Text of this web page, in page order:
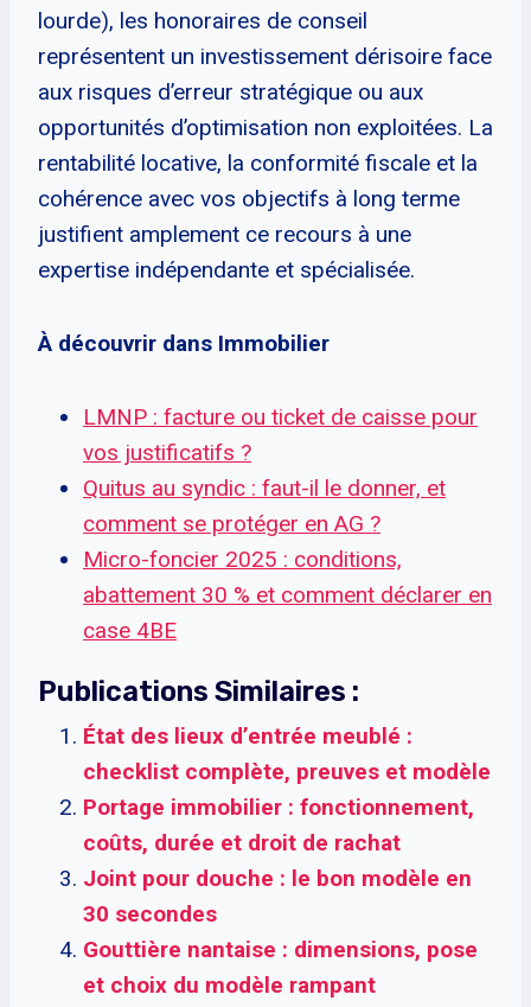
lourde), les honoraires de conseil
représentent un investissement dérisoire face
aux risques d’erreur stratégique ou aux
opportunités d’optimisation non exploitées. La
rentabilité locative, la conformité fiscale et la
cohérence avec vos objectifs à long terme
justifient amplement ce recours à une
expertise indépendante et spécialisée.
À découvrir dans Immobilier
LMNP : facture ou ticket de caisse pour
vos justificatifs ?
Quitus au syndic : faut-il le donner, et
comment se protéger en AG ?
Micro-foncier 2025 : conditions,
abattement 30 % et comment déclarer en
case 4BE
Publications Similaires :
État des lieux d’entrée meublé :
checklist complète, preuves et modèle
Portage immobilier : fonctionnement,
coûts, durée et droit de rachat
Joint pour douche : le bon modèle en
30 secondes
Gouttière nantaise : dimensions, pose
et choix du modèle rampant